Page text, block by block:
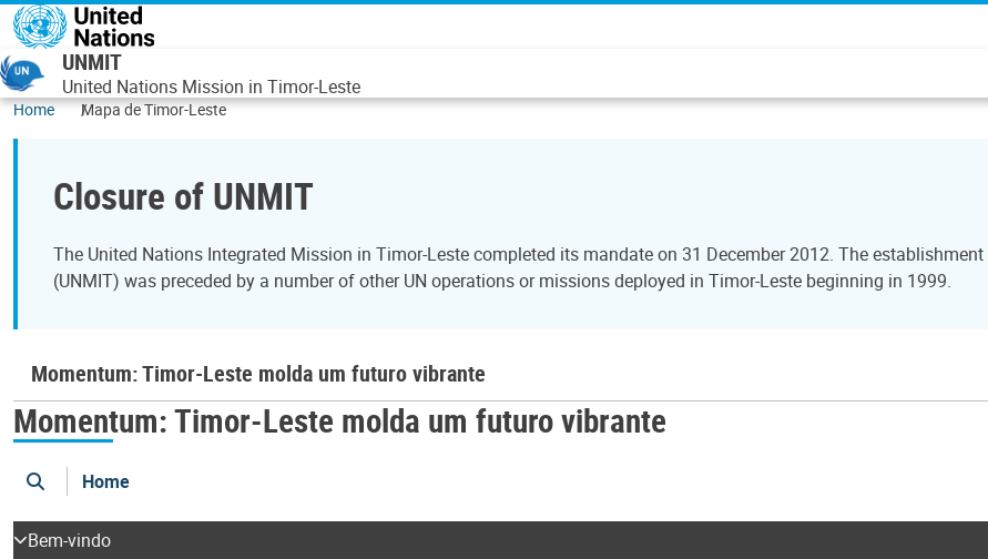
Skip to main content
UNMIT
United Nations Mission in Timor-Leste
Home Mapa de Timor-Leste
Closure of UNMIT
The United Nations Integrated Mission in Timor-Leste completed its mandate on 31 December 2012. The
(UNMIT) was preceded by a number of other UN operations or missions deployed in Timor-Leste beginning in 1999.
Momentum: Timor-Leste molda um futuro vibrante
Momentum: Timor-Leste molda um futuro vibrante
searchHome
Bem-vindo